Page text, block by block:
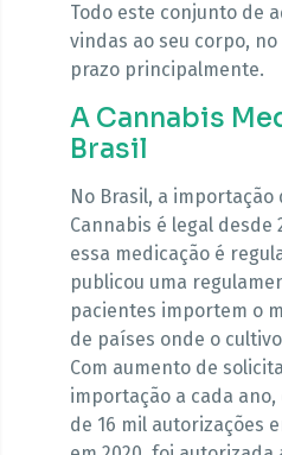
Todo este conjunto de
vindas ao seu corpo,
prazo principalmente.
A Cannabis
Brasil
No Brasil, a importação
Cannabis é legal desde
essa medicação é
publicou uma
pacientes importem o
de países onde o
Com aumento de
importação a cada
de 16 mil autorizações